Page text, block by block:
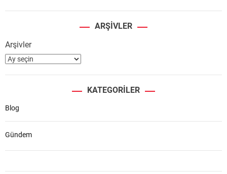
ARŞIVLER
Arşivler
KATEGORILER
Blog
Gündem